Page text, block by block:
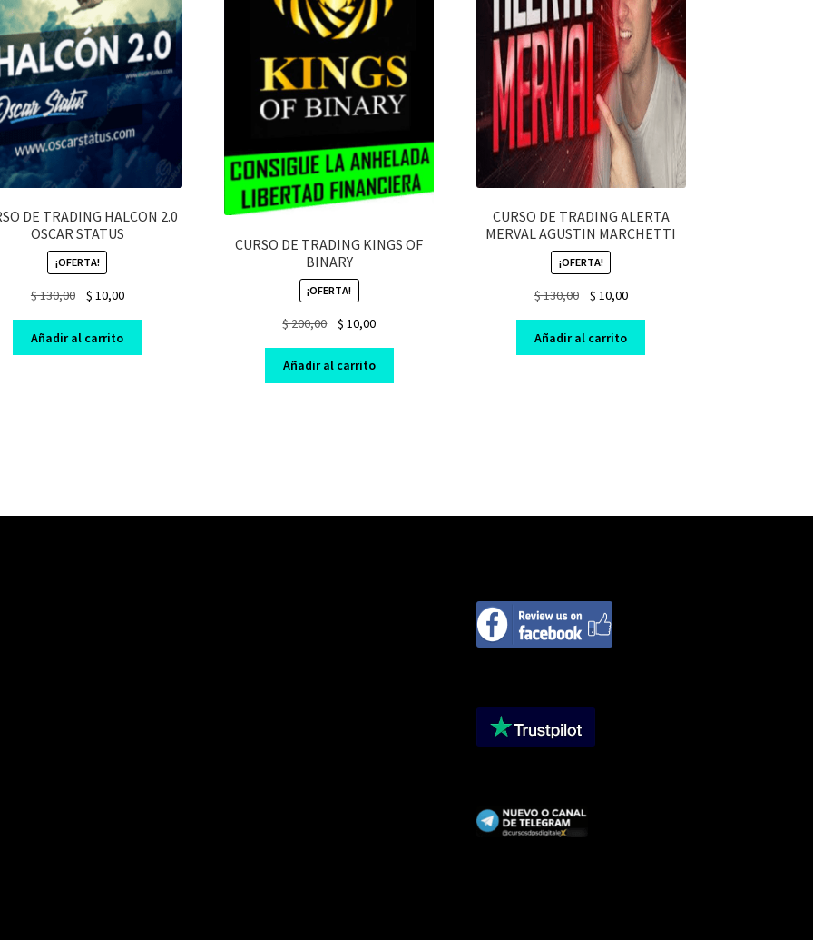
DE TRADING HALCON 2.0
OSCAR STATUS
¡OFERTA!
$130,00
Original
was:
$ 130,00.
$ 10,00Current
is:
$ 10,00.
Añadir al carrito
CURSO DE TRADING KINGS OF
BINARY
¡OFERTA!
$200,00
Original
was:
$ 200,00.
$ 10,00Current
is:
$ 10,00.
Añadir al carrito
CURSO DE TRADING ALERTA
MERVAL AGUSTIN MARCHETTI
¡OFERTA!
$130,00
Original
was:
$ 130,00.
$ 10,00Current
is:
$ 10,00.
Añadir al carrito